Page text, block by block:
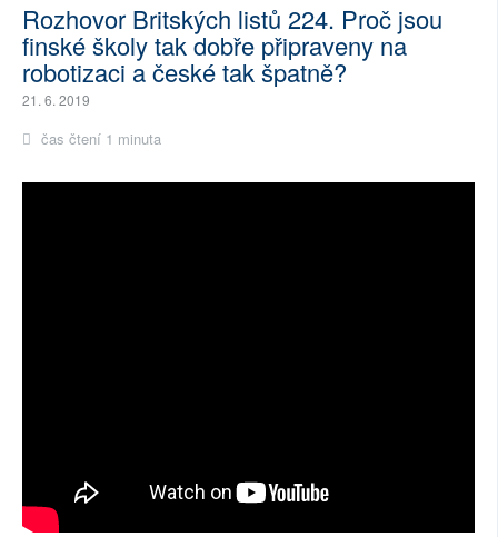
Rozhovor Britských listů 224. Proč jsou
finské školy tak dobře připraveny na
robotizaci a české tak špatně?
21. 6. 2019
čas čtení 1 minuta